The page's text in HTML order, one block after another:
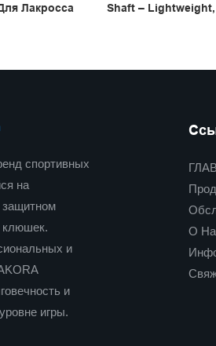
Лакросса
Shaft –
спортивных
на
защитном
клюшек.
и
и
игры.
О